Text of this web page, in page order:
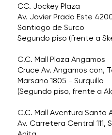
CC. Jockey Plaza
Av. Javier Prado Este
Santiago de Surco
Segundo piso (frente a
C.C. Mall Plaza Angamos
Cruce Av. Angamos con,
Marsano 1805 - Surquillo
(Segundo piso, frente a
C.C. Mall Aventura Santa
Av. Carretera Central 111,